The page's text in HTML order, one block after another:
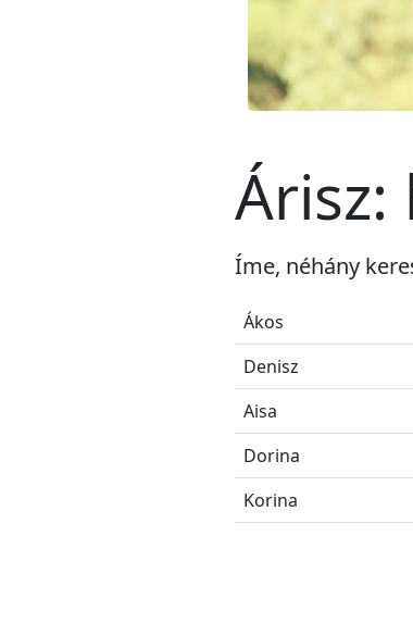
Árisz:
Íme, néhány
Ákos
Denisz
Aisa
Dorina
Korina